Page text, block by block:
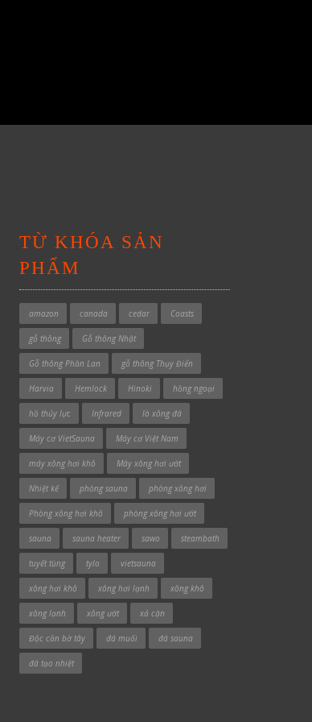
TỪ KHÓA SẢN
PHẨM
amazon canada cedar Coasts
gỗ thông Gỗ thông Nhật
Gỗ thông Phần Lan gỗ thông Thụy Điển
Harvia Hemlock Hinoki hồng ngoại
hồ thủy lực Infrared lò xông đá
Máy cơ VietSauna Máy cơ Việt Nam
máy xông hơi khô Máy xông hơi ướt
Nhiệt kế phòng sauna phòng xông hơi
Phòng xông hơi khô phòng xông hơi ướt
sauna sauna heater sawo steambath
tuyết tùng tylo vietsauna
xông hơi khô xông hơi lạnh xông khô
xông lạnh xông ướt xả cặn
Độc cần bờ tây đá muối đá sauna
đá tạo nhiệt